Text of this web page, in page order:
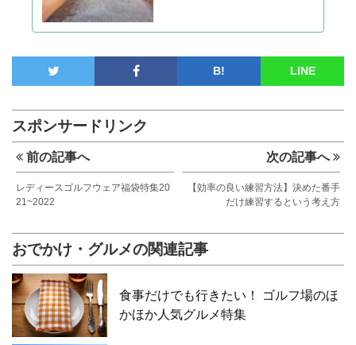
B! LINE
スポンサードリンク
前の記事へ
レディースゴルフウェア福袋特集20
21~2022
次の記事へ
【効率の良い練習方法】決めた番手
だけ練習するという考え方
おでかけ・グルメの関連記事
食事だけでも行きたい！ ゴルフ場のほ
かほか人気グルメ特集